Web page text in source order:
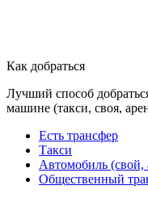
Как добраться
Лучший способ
машине (такси, своя,
Есть трансфер
Такси
Автомобиль (свой,
Общественный